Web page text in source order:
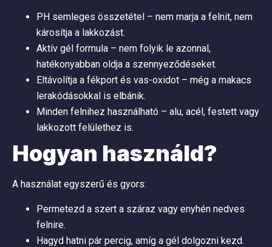
PH semleges összetétel – nem marja a felnit, nem
károsítja a lakkozást.
Aktív gél formula – nem folyik le azonnal,
hatékonyabban oldja a szennyeződéseket.
Eltávolítja a fékport és vas-oxidot – még a makacs
lerakódásokkal is elbánik.
Minden felnihez használható – alu, acél, festett vagy
lakkozott felülethez is.
Hogyan használd?
A használat egyszerű és gyors:
Permetezd a szert a száraz vagy enyhén nedves
felnire.
Hagyd hatni pár percig, amíg a gél dolgozni kezd.